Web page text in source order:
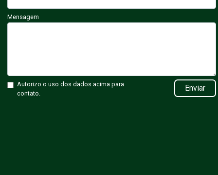
Mensagem
Autorizo o uso dos dados acima para
contato.
Enviar